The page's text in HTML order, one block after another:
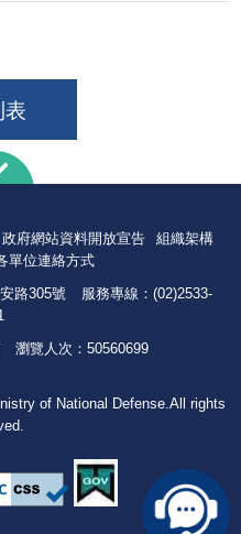
表
政府網站資料開放宣告
組織架構
單位連絡方式
路305號
服務專線：(02)2533-
瀏覽人次： 50560699
of National Defense.All rights